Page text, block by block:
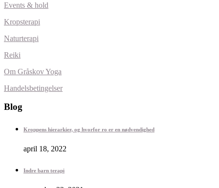
Events & hold
Kropsterapi
Naturterapi
Reiki
Om Gråskov Yoga
Handelsbetingelser
Blog
Kroppens hierarkier, og hvorfor ro er en nødvendighed
april 18, 2022
Indre barn terapi